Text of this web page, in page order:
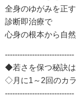
全身のゆがみを正
診断即治療で
心身の根本から自
----------------------------
◆若さを保つ秘訣は
◇月に1～2回のカ
----------------------------